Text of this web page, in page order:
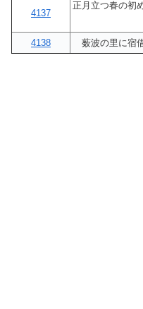
4137
正月立つ春の初
4138
薮波の里に宿